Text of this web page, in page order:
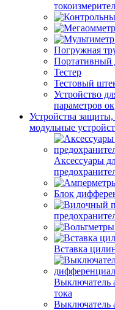
Погружная
Портативный
Тестер
Тестовый
Устройство
параметров
Устройства
модульные
Аксессуары
Блок
Вставка
Выключатель
тока
Выключатель